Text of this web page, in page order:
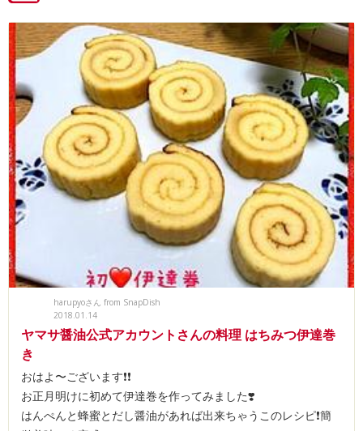
harupyoさん from SnapDish
2018.01.14
ヤマサ醤油公式アカウントさんの料理 はちみつ伊達巻
き
おはよ〜ございます❗️❗️
お正月明けに初めて伊達巻を作ってみました❣️
はんぺんと蜂蜜とだし醤油があれば出来ちゃうこのレシピ❗️簡